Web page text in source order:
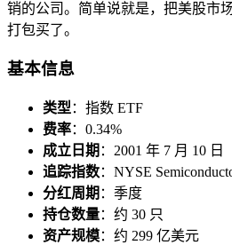
销的公司。简单说就是，把美股市
打包买了。
基本信息
类型 ：指数 ETF
费率：0.34%
成立日期 ：2001 年 7 月 10 日
追踪指数：NYSE
分红周期 ：季度
持仓数量：约 30 只
资产规模：约 299 亿美元